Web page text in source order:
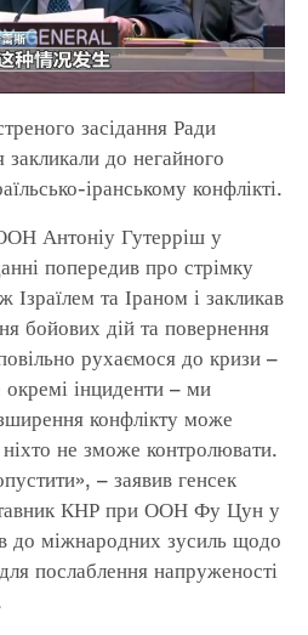
засідання Ради
до негайного
іранському конфлікті.
Антоніу Гутерріш у
попередив про стрімку
Ізраїлем та Іраном і закликав
бойових дій та повернення
рухаємося до кризи –
інциденти – ми
конфлікту може
не зможе контролювати.
– заявив генсек
КНР при ООН Фу Цун у
до міжнародних зусиль щодо
послаблення напруженості